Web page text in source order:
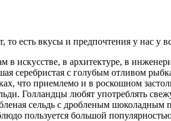
есть вкусы и предпочтения у нас у
искусстве, в архитектуре, в
серебристая с голубым отливом
что приемлемо и в роскошном
Голландцы любят употреблять
сельдь с дробленым
пользуется большой